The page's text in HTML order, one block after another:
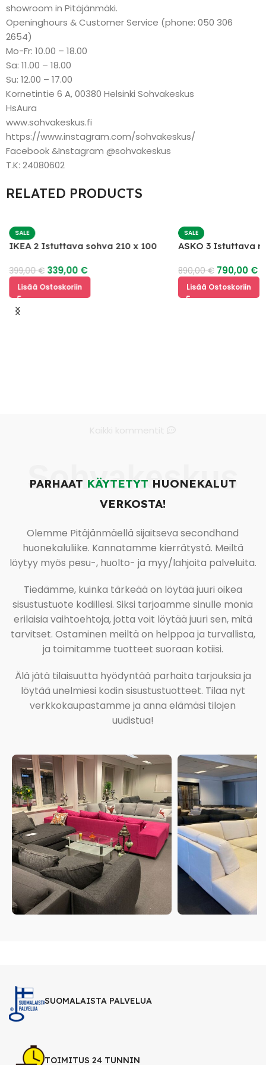
showroom in Pitäjänmäki.
Openinghours & Customer Service (phone: 050 306
2654)
Mo-Fr: 10.00 – 18.00
Sa: 11.00 – 18.00
Su: 12.00 – 17.00
Kornetintie 6 A, 00380 Helsinki Sohvakeskus
HsAura
www.sohvakeskus.fi
https://www.instagram.com/sohvakeskus/
Facebook &Instagram @sohvakeskus
T.K: 24080602
RELATED PRODUCTS
SALE
IKEA 2 Istuttava sohva 210 x 100
399,00€ 339,00 €
Lisää Ostoskoriin
SALE
ASKO 3 Istuttava
890,00€ 790,00 €
Lisää Ostoskoriin
Sohvakeskus
PARHAAT KÄYTETYT HUONEKALUT
VERKOSTA!
Olemme Pitäjänmäellä sijaitseva secondhand
huonekaluliike. Kannatamme kierrätystä. Meiltä
löytyy myös pesu-, huolto- ja myy/lahjoita palveluita.
Tiedämme, kuinka tärkeää on löytää juuri oikea
sisustustuote kodillesi. Siksi tarjoamme sinulle monia
erilaisia vaihtoehtoja, jotta voit löytää juuri sen, mitä
tarvitset. Ostaminen meiltä on helppoa ja turvallista,
ja toimitamme tuotteet suoraan kotiisi.
Älä jätä tilaisuutta hyödyntää parhaita tarjouksia ja
löytää unelmiesi kodin sisustustuotteet. Tilaa nyt
verkkokaupastamme ja anna elämäsi tilojen
uudistua!
SUOMALAISTA PALVELUA
TOIMITUS 24 TUNNIN